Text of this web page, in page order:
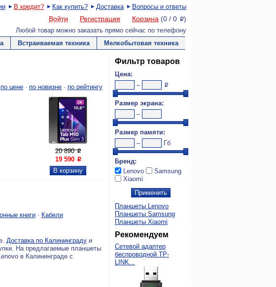
В кредит? Как купить? Доставка Вопросы и ответы
Войти Регистрация Корзина (0 / 0 P)
Любой товар можно заказать прямо сейчас по телефону
Встраиваемая техника Мелкобытовая техника
Фильтр товаров
Цена:
–
P
Размер экрана:
–
Размер памяти:
–
Гб
Бренд:
Lenovo
Samsung
Xiaomi
Планшеты Lenovo
Планшеты Samsung
Планшеты Xiaomi
Рекомендуем
Сетевой адаптер
беспроводной TP-
LINK...
по цене · по новизне · по рейтингу
Увеличить
20 890P
19 590 P
книги · Кабели
Доставка по Калининграду и
На предлагаемые планшеты
в Калининграде с